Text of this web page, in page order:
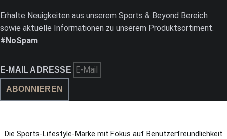
Erhalte Neuigkeiten aus unserem Sports & Beyond Bereich
sowie aktuelle Informationen zu unserem Produktsortiment.
#NoSpam
E-MAIL ADRESSE
ABONNIEREN
Die Sports-Lifestyle-Marke mit Fokus auf Benutzerfreundlichkeit